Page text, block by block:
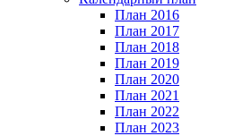
План 2016
План 2017
План 2018
План 2019
План 2020
План 2021
План 2022
План 2023